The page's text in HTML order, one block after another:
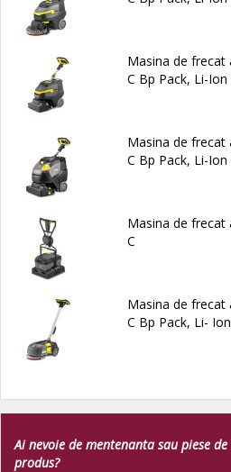
Masina de frecat
C Bp Pack, Li-Ion
Masina de frecat
C Bp Pack, Li-Ion
Masina de frecat
C
Masina de frecat
C Bp Pack, Li- Ion
Ai nevoie de mentenanta sau piese
produs?